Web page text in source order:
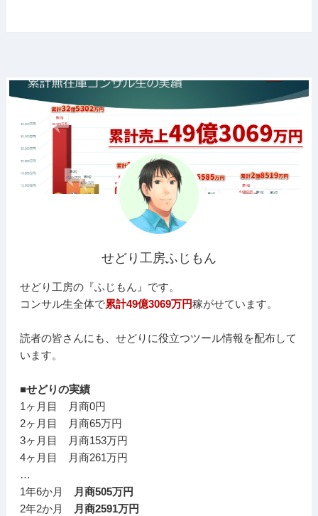
せどり工房ふじもん
せどり工房の『ふじもん』です。
コンサル生全体で累計49億3069万円稼がせています。
読者の皆さんにも、せどりに役立つツール情報を配布して
います。
■せどりの実績
1ヶ月目 月商0円
2ヶ月目 月商65万円
3ヶ月目 月商153万円
4ヶ月目 月商261万円
…
1年6か月
月商505万円
2年2か月
月商2591万円